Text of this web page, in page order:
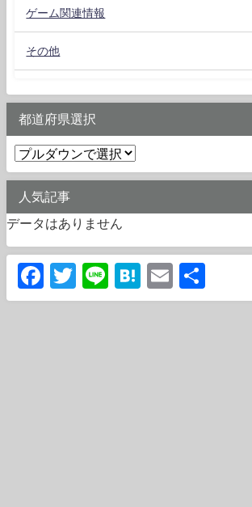
ゲーム関連情報
その他
都道府県選択
人気記事
データはありません
Facebook
Twitter
LineHatena
Email
有